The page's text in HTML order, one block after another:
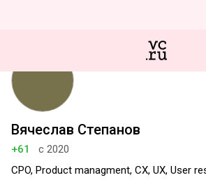
Вячеслав Степанов
+61
с 2020
CPO, Product managment, CX, UX, User